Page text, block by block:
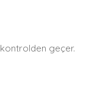
geçer.